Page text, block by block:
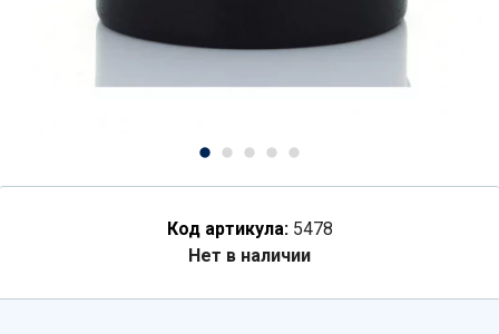
Код артикула: 5478
Нет в наличии